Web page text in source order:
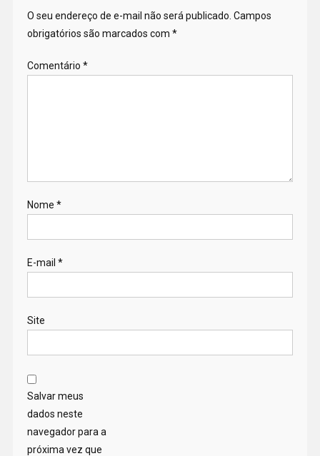
O seu endereço de e-mail não será publicado. Campos
obrigatórios são marcados com *
Comentário *
Nome *
E-mail *
Site
Salvar meus
dados neste
navegador para a
próxima vez que